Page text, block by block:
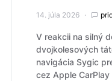
14. júla 2026
V reakcii na silný
dvojkolesových
navigácia Sygic
cez Apple